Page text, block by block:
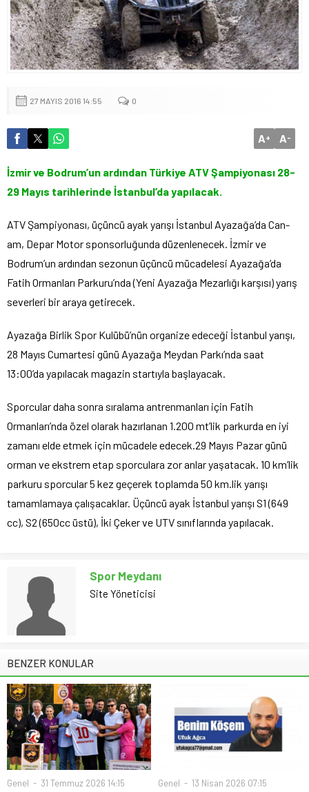
27 MAYIS 2016 14:55 0
A+ A-
İzmir ve Bodrum’un ardından Türkiye ATV Şampiyonası 28-
29 Mayıs tarihlerinde İstanbul’da yapılacak.
ATV Şampiyonası, üçüncü ayak yarışı İstanbul Ayazağa’da Can-
am, Depar Motor sponsorluğunda düzenlenecek. İzmir ve
Bodrum’un ardından sezonun üçüncü mücadelesi Ayazağa’da
Fatih Ormanları Parkuru’nda (Yeni Ayazağa Mezarlığı karşısı) yarış
severleri bir araya getirecek.
Ayazağa Birlik Spor Kulübü’nün organize edeceği İstanbul yarışı,
28 Mayıs Cumartesi günü Ayazağa Meydan Parkı’nda saat
13:00’da yapılacak magazin startıyla başlayacak.
Sporcular daha sonra sıralama antrenmanları için Fatih
Ormanları’nda özel olarak hazırlanan 1.200 mt’lik parkurda en iyi
zamanı elde etmek için mücadele edecek.29 Mayıs Pazar günü
orman ve ekstrem etap sporculara zor anlar yaşatacak. 10 km’lik
parkuru sporcular 5 kez geçerek toplamda 50 km.lik yarışı
tamamlamaya çalışacaklar. Üçüncü ayak İstanbul yarışı S1 (649
cc), S2 (650cc üstü), İki Çeker ve UTV sınıflarında yapılacak.
Spor Meydanı
Site Yöneticisi
BENZER KONULAR
Genel 31 Temmuz 2026 14:15 Genel 13 Nisan 2026 07:15